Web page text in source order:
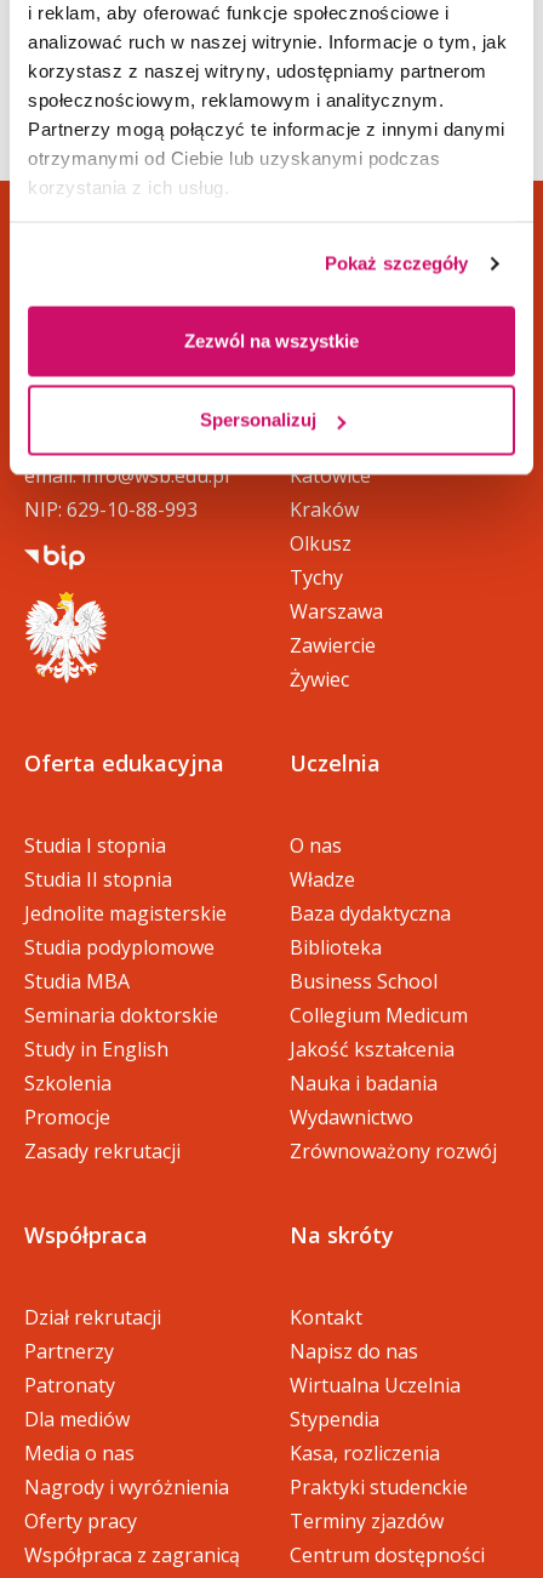
i reklam, aby oferować funkcje społecznościowe i
analizować ruch w naszej witrynie. Informacje o tym, jak
korzystasz z naszej witryny, udostępniamy partnerom
społecznościowym, reklamowym i analitycznym.
Partnerzy mogą połączyć te informacje z innymi danymi
otrzymanymi od Ciebie lub uzyskanymi podczas
korzystania z ich usług.
Pokaż szczegóły
Zezwól na wszystkie
Spersonalizuj
Dziekani i Prodziekani
KARTA TEMATU PRACY DYPLOMOWEJ
DOKUMENTY DO POBRANIA
GNIARSTWO (25 KB)
41-300 Dąbrowa
email:info@wsb.edu.pl
NIP: 629-10-88-993
Kampusy
Cieszyn
Dąbrowa Górnicza
Gliwice
Katowice
Kraków
Olkusz
Tychy
Warszawa
Zawiercie
Żywiec
Oferta edukacyjna
Studia I stopnia
Studia II stopnia
Jednolite magisterskie
Studia podyplomowe
Studia MBA
Seminaria doktorskie
Study in English
Szkolenia
Promocje
Zasady rekrutacji
Uczelnia
O nas
Władze
Baza dydaktyczna
Biblioteka
Business School
Collegium Medicum
Jakość kształcenia
Nauka i badania
Wydawnictwo
Zrównoważony rozwój
Współpraca
Dział rekrutacji
Partnerzy
Patronaty
Dla mediów
Media o nas
Nagrody i wyróżnienia
Oferty pracy
Współpraca z zagranicą
Na skróty
Kontakt
Napisz do nas
Wirtualna Uczelnia
Stypendia
Kasa, rozliczenia
Praktyki studenckie
Terminy zjazdów
Centrum dostępności